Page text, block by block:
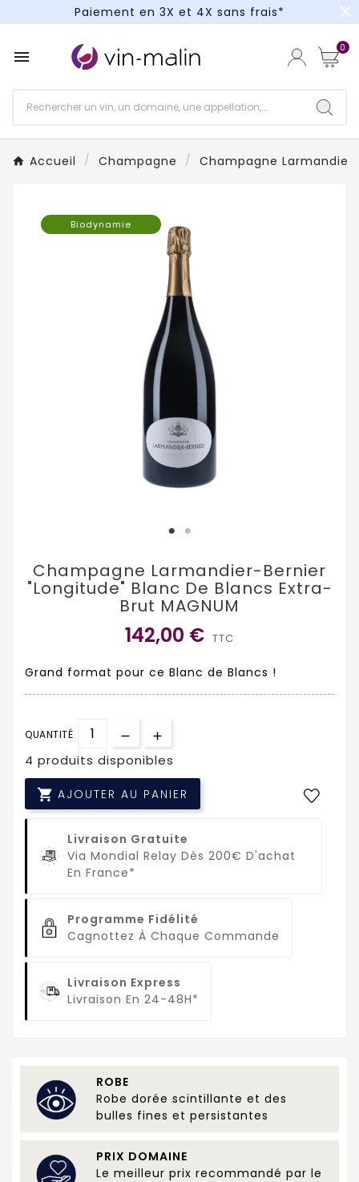
Paiement en 3X et 4X sans frais*
Paiement en 3X et 4X sans frais*
close
 0
Accueil Champagne Champagne
Biodynamie
Champagne Larmandier-Bernier
"Longitude" Blanc De Blancs Extra-
Brut MAGNUM
142,00 € TTC
Grand format pour ce Blanc de Blancs !
QUANTITÉ
4 produits disponibles
 AJOUTER AU PANIER
Livraison Gratuite
Via Mondial Relay Dès 200€ D'achat
En France*
Programme Fidélité
Cagnottez À Chaque Commande
Livraison Express
Livraison En 24-48H*
ROBE
Robe dorée scintillante et des
bulles fines et persistantes
PRIX DOMAINE
Le meilleur prix recommandé par le